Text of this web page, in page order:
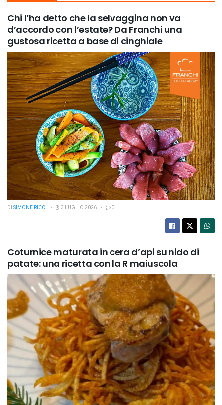
Chi l’ha detto che la selvaggina non va
d’accordo con l’estate? Da Franchi una
gustosa ricetta a base di cinghiale
DI SIMONE RICCI 3 LUGLIO 2026 0
Coturnice maturata in cera d’api su nido di
patate: una ricetta con la R maiuscola